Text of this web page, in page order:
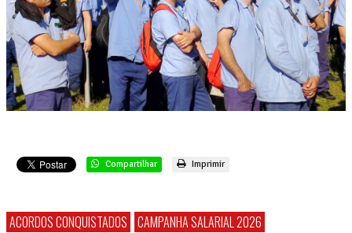
Compartilhar Imprimir
ACORDOS CONQUISTADOS CAMPANHA SALARIAL 2026